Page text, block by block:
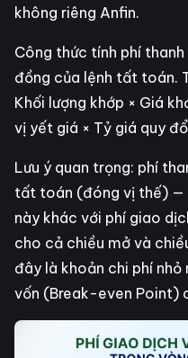
không riêng Anfin.
Công thức tính phí
đồng của lệnh tất toán.
Khối lượng khớp × Giá
vị yết giá × Tỷ giá quy
Lưu ý quan trọng: phí
tất toán (đóng vị thế) —
này khác với phí giao
cho cả chiều mở và
đây là khoản chi phí
vốn (Break-even Point)